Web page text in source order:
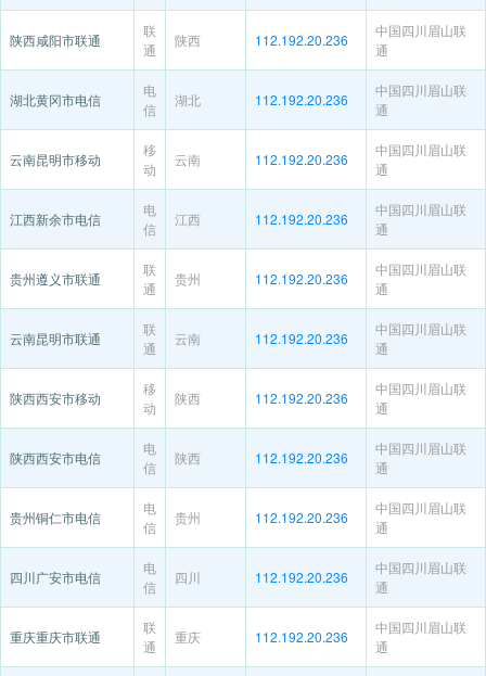
陕西咸阳市联通
联
通
陕西 112.192.20.236
中国四川眉山联
通
湖北黄冈市电信
电
信
湖北 112.192.20.236
中国四川眉山联
通
云南昆明市移动
移
动
云南 112.192.20.236
中国四川眉山联
通
江西新余市电信
电
信
江西 112.192.20.236
中国四川眉山联
通
贵州遵义市联通
联
通
贵州 112.192.20.236
中国四川眉山联
通
云南昆明市联通
联
通
云南 112.192.20.236
中国四川眉山联
通
陕西西安市移动
移
动
陕西 112.192.20.236
中国四川眉山联
通
陕西西安市电信
电
信
陕西 112.192.20.236
中国四川眉山联
通
贵州铜仁市电信
电
信
贵州 112.192.20.236
中国四川眉山联
通
四川广安市电信
电
信
四川 112.192.20.236
中国四川眉山联
通
重庆重庆市联通
联
通
重庆 112.192.20.236
中国四川眉山联
通